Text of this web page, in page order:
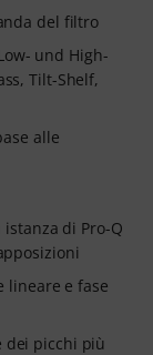
del filtro
und High-
Tilt-Shelf,
alle
di Pro-Q
lineare e fase
dei picchi più